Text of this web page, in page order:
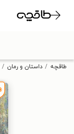
طاقچه داستان و رمان